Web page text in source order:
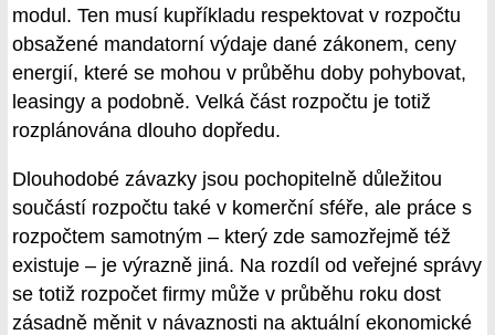
modul. Ten musí kupříkladu respektovat v rozpočtu
obsažené mandatorní výdaje dané zákonem, ceny
energií, které se mohou v průběhu doby pohybovat,
leasingy a podobně. Velká část rozpočtu je totiž
rozplánována dlouho dopředu.
Dlouhodobé závazky jsou pochopitelně důležitou
součástí rozpočtu také v komerční sféře, ale práce s
rozpočtem samotným – který zde samozřejmě též
existuje – je výrazně jiná. Na rozdíl od veřejné správy
se totiž rozpočet firmy může v průběhu roku dost
zásadně měnit v návaznosti na aktuální ekonomické